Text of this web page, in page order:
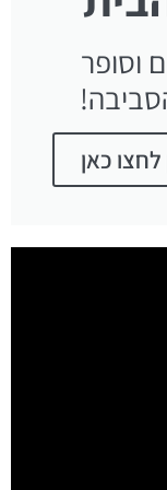
וסופר
כאן